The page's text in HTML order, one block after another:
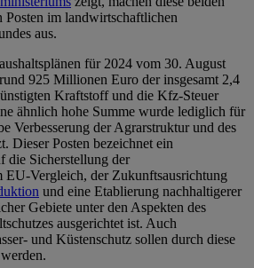
im landwirtschaftlichen
aus.
für 2024 vom 30. August
925 Millionen Euro der insgesamt 2,4
Kraftstoff und die Kfz-Steuer
ähnlich hohe Summe wurde lediglich für
Verbesserung der Agrarstruktur und des
Dieser Posten bezeichnet ein
die Sicherstellung der
EU-Vergleich, der Zukunftsausrichtung
und eine Etablierung nachhaltigerer
Gebiete unter den Aspekten des
ausgerichtet ist. Auch
und Küstenschutz sollen durch diese